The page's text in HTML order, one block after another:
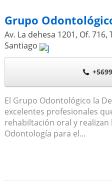
Grupo
Av. La dehesa 1201, Of.
Santiago
El Grupo Odontológico la
excelentes profesionales
rehabiltación oral y
Odontología para el...